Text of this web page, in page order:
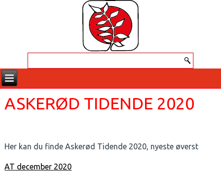
ASKERØD TIDENDE 2020
Her kan du finde Askerød Tidende 2020, nyeste øverst
AT december 2020